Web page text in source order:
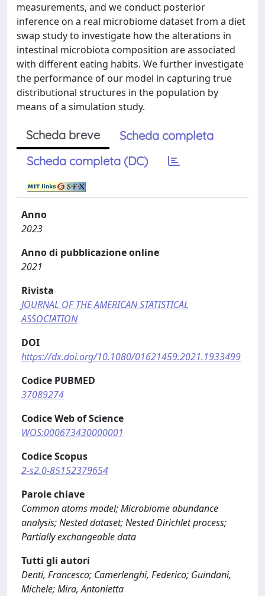
measurements, and we conduct posterior
inference on a real microbiome dataset from a diet
swap study to investigate how the alterations in
intestinal microbiota composition are associated
with different eating habits. We further investigate
the performance of our model in capturing true
distributional structures in the population by
means of a simulation study.
Scheda breve
Scheda completa
Scheda completa (DC)
Anno
2023
Anno di pubblicazione online
2021
Rivista
JOURNAL OF THE AMERICAN STATISTICAL
ASSOCIATION
DOI
https://dx.doi.org/10.1080/01621459.2021.1933499
Codice PUBMED
37089274
Codice Web of Science
WOS:000673430000001
Codice Scopus
2-s2.0-85152379654
Parole chiave
Common atoms model; Microbiome abundance
analysis; Nested dataset; Nested Dirichlet process;
Partially exchangeable data
Tutti gli autori
Denti, Francesco; Camerlenghi, Federico; Guindani,
Michele; Mira, Antonietta